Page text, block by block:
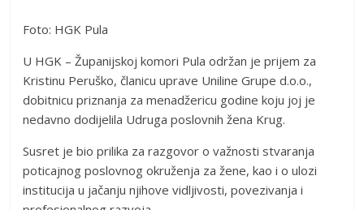
Foto: HGK Pula
U HGK – Županijskoj komori Pula održan je prijem za
Kristinu Peruško, članicu uprave Uniline Grupe d.o.o.,
dobitnicu priznanja za menadžericu godine koju joj je
nedavno dodijelila Udruga poslovnih žena Krug.
Susret je bio prilika za razgovor o važnosti stvaranja
poticajnog poslovnog okruženja za žene, kao i o ulozi
institucija u jačanju njihove vidljivosti, povezivanja i